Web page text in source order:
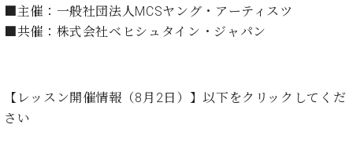
ー
サ
■主催：一般社団法人MCSヤング・アーティスツ
■共催：株式会社ベヒシュタイン・ジャパン
【レッスン開催情報（8月2日）】以下をクリックしてくだ
さい